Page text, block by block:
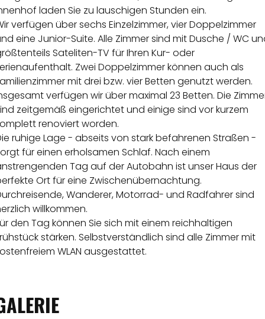
laden Sie zu lauschigen Stunden ein.
verfügen über sechs Einzelzimmer, vier Doppelzimmer
eine Junior-Suite. Alle Zimmer sind mit Dusche / WC
Sateliten-TV für Ihren Kur- oder
Zwei Doppelzimmer können auch als
mit drei bzw. vier Betten genutzt werden.
verfügen wir über maximal 23 Betten. Die
zeitgemäß eingerichtet und einige sind vor kurzem
renoviert worden.
ruhige Lage - abseits von stark befahrenen Straßen -
für einen erholsamen Schlaf. Nach einem
Tag auf der Autobahn ist unser Haus der
Ort für eine Zwischenübernachtung.
Wanderer, Motorrad- und Radfahrer sind
willkommen.
den Tag können Sie sich mit einem reichhaltigen
stärken. Selbstverständlich sind alle Zimmer mit
WLAN ausgestattet.